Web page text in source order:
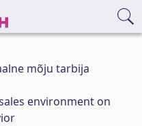
mõju tarbija
environment on